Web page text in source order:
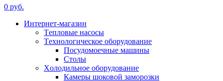
0 руб.
Интернет-магазин
Tепловые насосы
Tехнологическое оборудование
Посудомоечные машины
Столы
Xолодильное оборудование
Камеры шоковой заморозки